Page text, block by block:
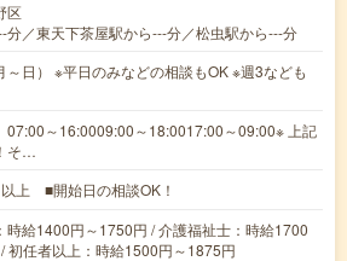
区
分／東天下茶屋駅から---分／松虫駅から---分
～日） ※平日のみなどの相談もOK ※週3なども
07:00～16:0009:00～18:0017:00～09:00※ 上記
そ…
上 ■開始日の相談OK！
時給1400円～1750円 / 介護福祉士：時給1700
初任者以上：時給1500円～1875円